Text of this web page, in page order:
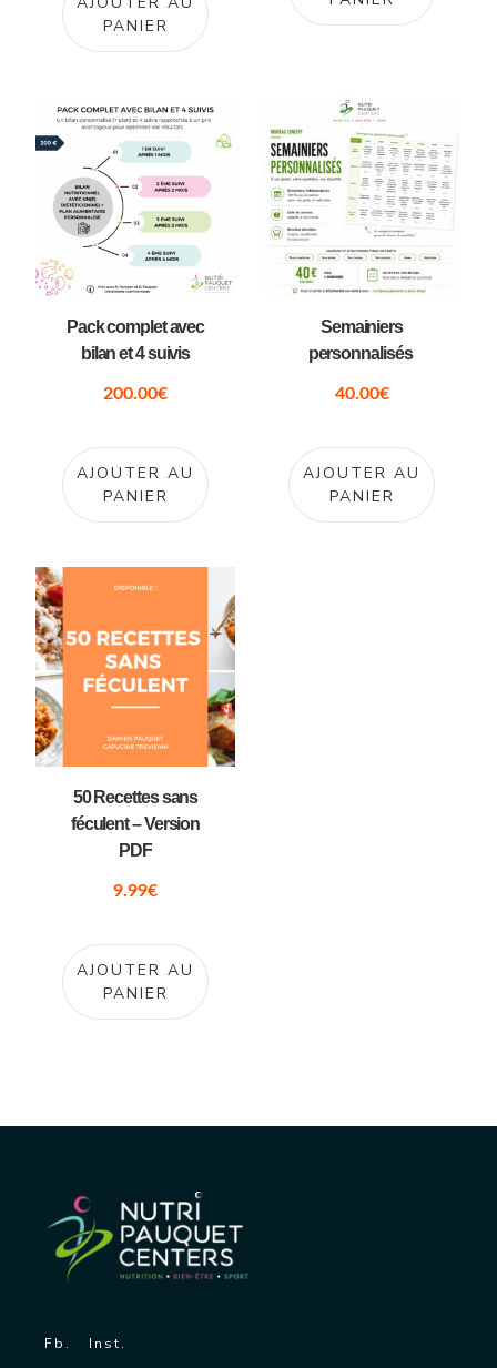
PANIER
Pack complet avec
bilan et 4 suivis
200.00€
AJOUTER AU
PANIER
Semainiers
personnalisés
40.00€
AJOUTER AU
PANIER
50 Recettes sans
féculent – Version
PDF
9.99€
AJOUTER AU
PANIER
Fb. Inst.